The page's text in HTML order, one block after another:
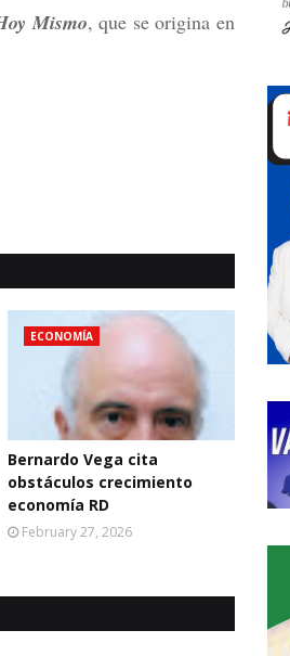
Mismo, que se origina en
ECONOMÍA
Bernardo Vega cita
obstáculos crecimiento
economía RD
February 27, 2026